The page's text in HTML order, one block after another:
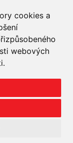
cookies a
webových